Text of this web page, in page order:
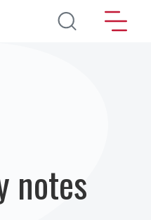
Перейти к основному содержанию
notes